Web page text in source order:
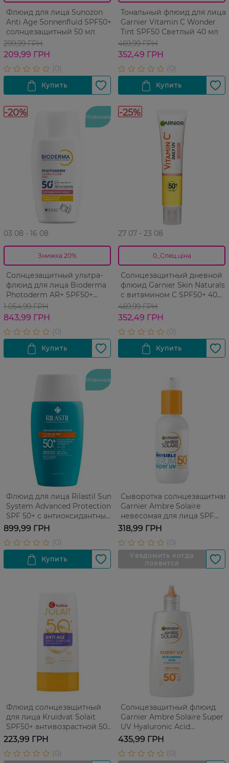
Флюид для лица Sunozon
Anti Age Sonnenfluid SPF50+
солнцезащитный 50 мл
299,99 ГРН
209,99 ГРН
Тональный флюид для лица
Garnier Vitamin C Wonder
Tint SPF50 Светлый 40 мл
469,99 ГРН
352,49 ГРН
-20% Новинка
03 08 - 16 08
Знижка 20%
Солнцезащитный ультра-
флюид для лица Bioderma
Photoderm AR+ SPF50+
против покраснений 40 мл
1 054,99 ГРН
843,99 ГРН
-25%
27 07 - 23 08
0_Спец.ціна
Солнцезащитный дневной
флюид Garnier Skin Naturals
с витамином С SPF50+ 40
мл
469,99 ГРН
352,49 ГРН
Новинка
Флюид для лица Rilastil Sun
System Advanced Protection
SPF 50+ с антиоксидантным
действием 50 мл
899,99 ГРН
Сыворотка солнцезащитная
Garnier Ambre Solaire
невесомая для лица SPF
50+ 30 мл
318,99 ГРН
Флюид солнцезащитный
для лица Kruidvat Solait
SPF50+ антивозрастной 50
мл
223,99 ГРН
Солнцезащитный флюид
Garnier Ambre Solaire Super
UV Hyaluronic Acid
Hydrating Fluid SPF 50+
Увлажняющий 40 мл
435,99 ГРН